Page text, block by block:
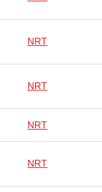
NRT
NRT
NRT
NRT